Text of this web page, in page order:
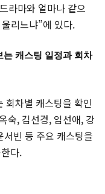
라마와 얼마나 같으
리느냐”에 있다.
는 캐스팅 일정과 회차
회차별 캐스팅을 확인
숙, 김선경, 임선애, 강
빈 등 주요 캐스팅을
다.